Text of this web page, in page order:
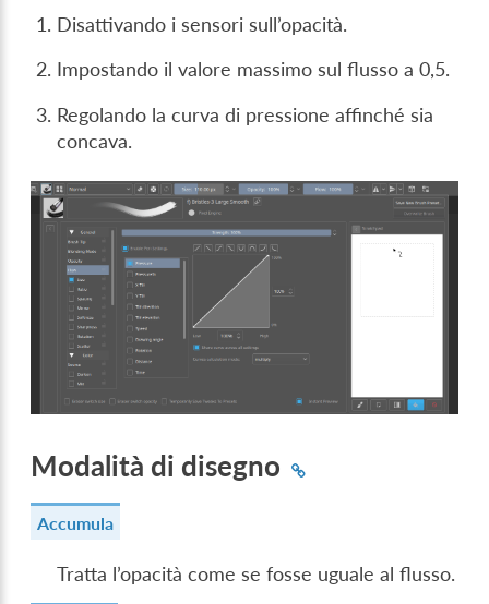
Disattivando i sensori sull’opacità.
Impostando il valore massimo sul flusso a 0,5.
Regolando la curva di pressione affinché sia
concava.
Modalità di disegno
Accumula
Tratta l’opacità come se fosse uguale al flusso.